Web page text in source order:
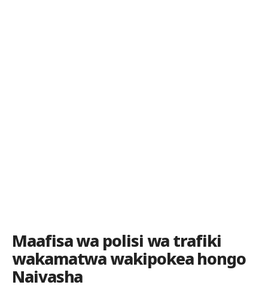
Maafisa wa polisi wa trafiki
wakamatwa wakipokea hongo
Naivasha